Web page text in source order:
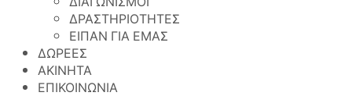
ΔΡΑΣΤΗΡΙΟΤΗΤΕΣ
ΕΙΠΑΝ ΓΙΑ ΕΜΑΣ
ΔΩΡΕΕΣ
ΑΚΙΝΗΤΑ
ΕΠΙΚΟΙΝΩΝΙΑ